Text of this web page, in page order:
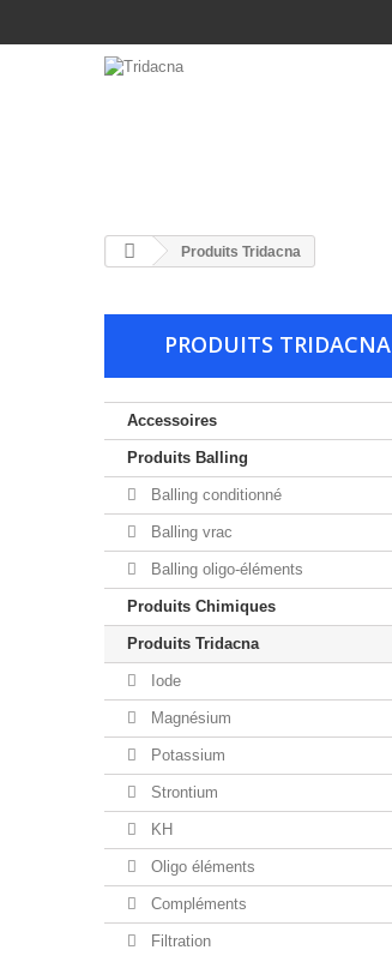
Produits Tridacna
PRODUITS TRIDACNA
Accessoires
Produits Balling
Balling conditionné
Balling vrac
Balling oligo-éléments
Produits Chimiques
Produits Tridacna
Iode
Magnésium
Potassium
Strontium
KH
Oligo éléments
Compléments
Filtration